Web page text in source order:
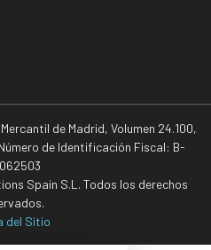
de Madrid, Volumen 24.100,
de Identificación Fiscal: B-
Spain S.L. Todos los derechos
del Sitio